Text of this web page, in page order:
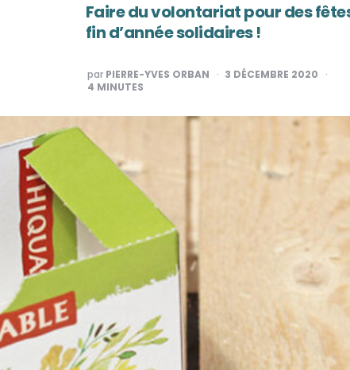
Faire du volontariat pour des
fin d’année solidaires !
PUBLIÉ
PAR
parPIERRE-YVES ORBAN
3 DÉCEMBRE 2020
4 MINUTES